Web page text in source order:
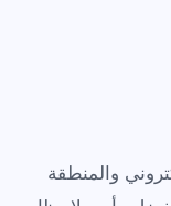
Sofa &
Yas Island
والمنطقة